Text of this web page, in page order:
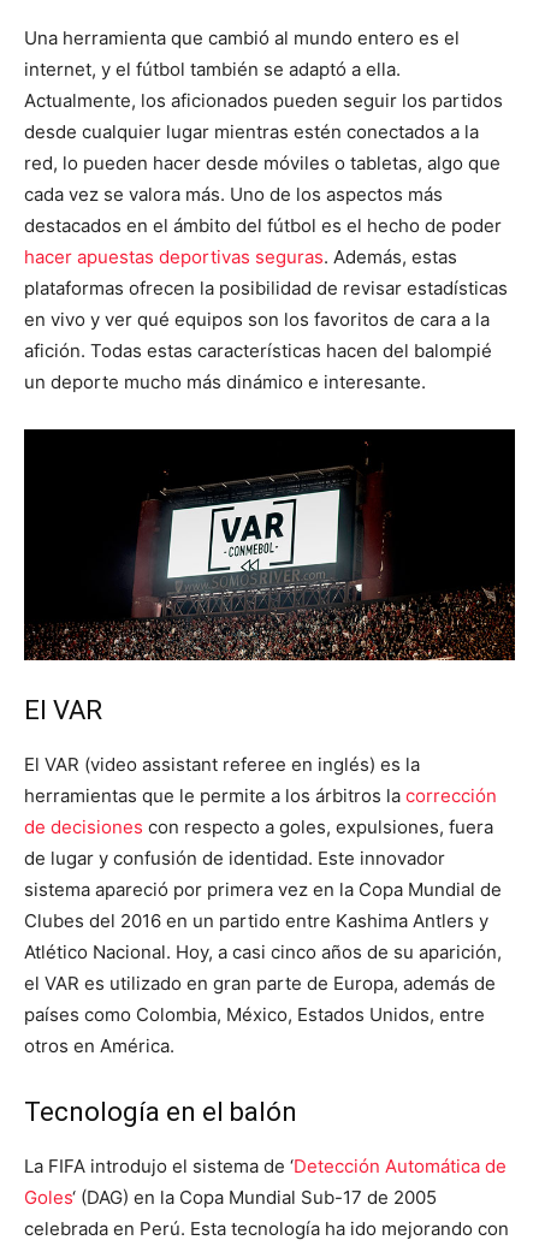
Una herramienta que cambió al mundo entero es el
internet, y el fútbol también se adaptó a ella.
Actualmente, los aficionados pueden seguir los partidos
desde cualquier lugar mientras estén conectados a la
red, lo pueden hacer desde móviles o tabletas, algo que
cada vez se valora más. Uno de los aspectos más
destacados en el ámbito del fútbol es el hecho de poder
hacer apuestas deportivas seguras. Además, estas
plataformas ofrecen la posibilidad de revisar estadísticas
en vivo y ver qué equipos son los favoritos de cara a la
afición. Todas estas características hacen del balompié
un deporte mucho más dinámico e interesante.
El VAR
El VAR (video assistant referee en inglés) es la
herramientas que le permite a los árbitros la corrección
de decisiones con respecto a goles, expulsiones, fuera
de lugar y confusión de identidad. Este innovador
sistema apareció por primera vez en la Copa Mundial de
Clubes del 2016 en un partido entre Kashima Antlers y
Atlético Nacional. Hoy, a casi cinco años de su aparición,
el VAR es utilizado en gran parte de Europa, además de
países como Colombia, México, Estados Unidos, entre
otros en América.
Tecnología en el balón
La FIFA introdujo el sistema de ‘Detección Automática de
Goles‘ (DAG) en la Copa Mundial Sub-17 de 2005
celebrada en Perú. Esta tecnología ha ido mejorando con